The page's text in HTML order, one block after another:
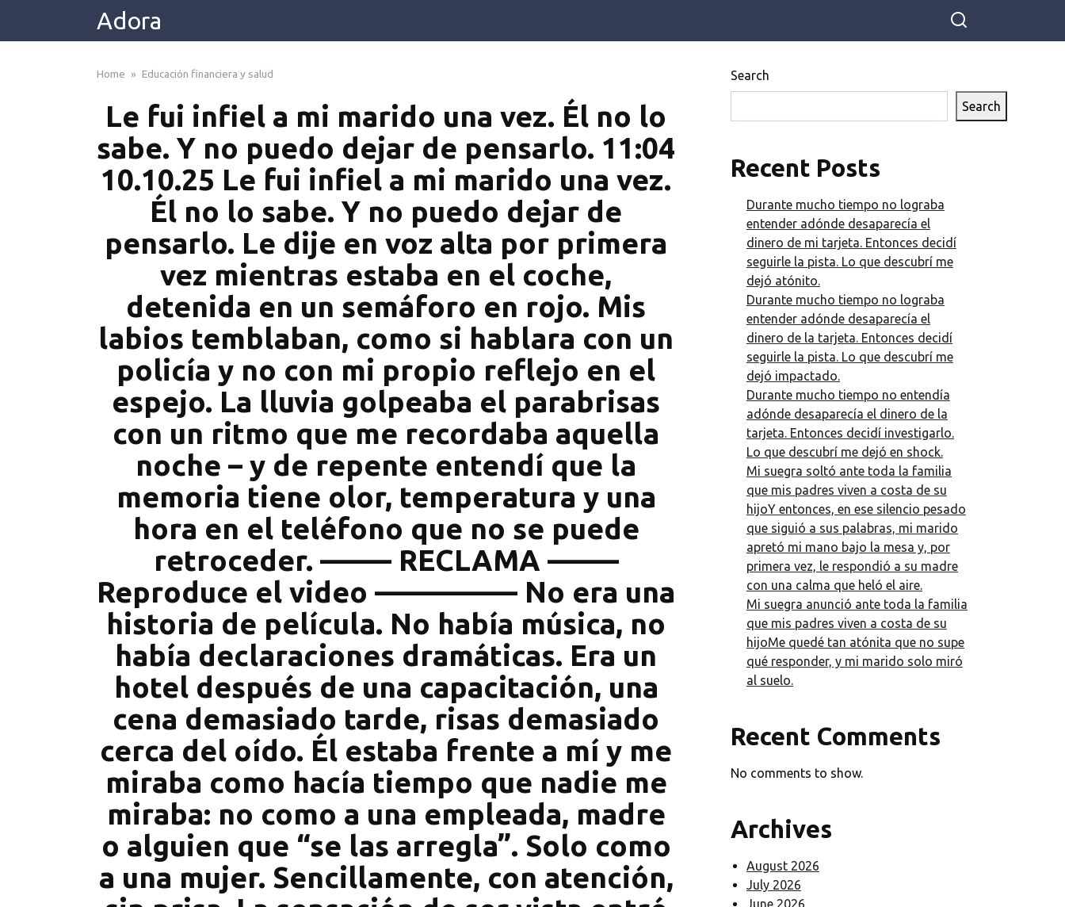
Adora
Home » Educación financiera y salud
Le fui infiel a mi marido una vez. Él no lo
sabe. Y no puedo dejar de pensarlo. 11:04
10.10.25 Le fui infiel a mi marido una vez.
Él no lo sabe. Y no puedo dejar de
pensarlo. Le dije en voz alta por primera
vez mientras estaba en el coche,
detenida en un semáforo en rojo. Mis
labios temblaban, como si hablara con un
policía y no con mi propio reflejo en el
espejo. La lluvia golpeaba el parabrisas
con un ritmo que me recordaba aquella
noche – y de repente entendí que la
memoria tiene olor, temperatura y una
hora en el teléfono que no se puede
retroceder. ––––– RECLAMA –––––
Reproduce el video –––––––––– No era una
historia de película. No había música, no
había declaraciones dramáticas. Era un
hotel después de una capacitación, una
cena demasiado tarde, risas demasiado
cerca del oído. Él estaba frente a mí y me
miraba como hacía tiempo que nadie me
miraba: no como a una empleada, madre
o alguien que “se las arregla”. Solo como
a una mujer. Sencillamente, con atención,
Search
Search
Recent Posts
Durante mucho tiempo no lograba
entender adónde desaparecía el
dinero de mi tarjeta. Entonces decidí
seguirle la pista. Lo que descubrí me
dejó atónito.
Durante mucho tiempo no lograba
entender adónde desaparecía el
dinero de la tarjeta. Entonces decidí
seguirle la pista. Lo que descubrí me
dejó impactado.
Durante mucho tiempo no entendía
adónde desaparecía el dinero de la
tarjeta. Entonces decidí investigarlo.
Lo que descubrí me dejó en shock.
Mi suegra soltó ante toda la familia
que mis padres viven a costa de su
hijoY entonces, en ese silencio pesado
que siguió a sus palabras, mi marido
apretó mi mano bajo la mesa y, por
primera vez, le respondió a su madre
con una calma que heló el aire.
Mi suegra anunció ante toda la familia
que mis padres viven a costa de su
hijoMe quedé tan atónita que no supe
qué responder, y mi marido solo miró
al suelo.
Recent Comments
No comments to show.
Archives
August 2026
July 2026
June 2026
Share on Facebook
Los amigos